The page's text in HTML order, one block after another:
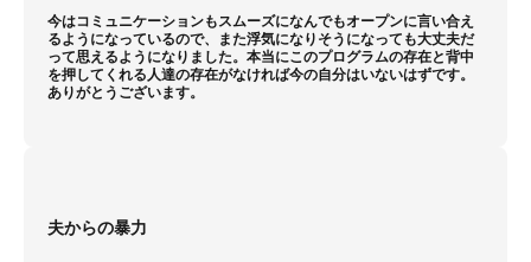
今はコミュニケーションもスムーズになんでもオープンに言い合え
るようになっているので、また浮気になりそうになっても大丈夫だ
って思えるようになりました。本当にこのプログラムの存在と背中
を押してくれる人達の存在がなければ今の自分はいないはずです。
ありがとうございます。
夫からの暴力